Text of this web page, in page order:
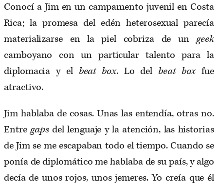
Conocí a Jim en un campamento juvenil en Costa
Rica; la promesa del edén heterosexual parecía
materializarse en la piel cobriza de ungeek
camboyano con un particular talento para la
diplomacia y el beat box. Lo del beat boxfue
atractivo.
Jim hablaba de cosas. Unas las entendía, otras no.
Entregapsdel lenguaje y la atención, las historias
de Jim se me escapaban todo el tiempo. Cuando se
ponía de diplomático me hablaba de su país, y algo
decía de unos rojos, unos jemeres. Yo creía que él